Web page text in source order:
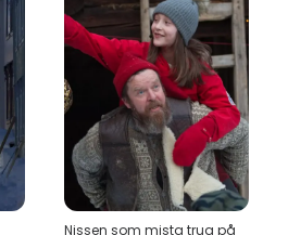
Nissen som mista trua på